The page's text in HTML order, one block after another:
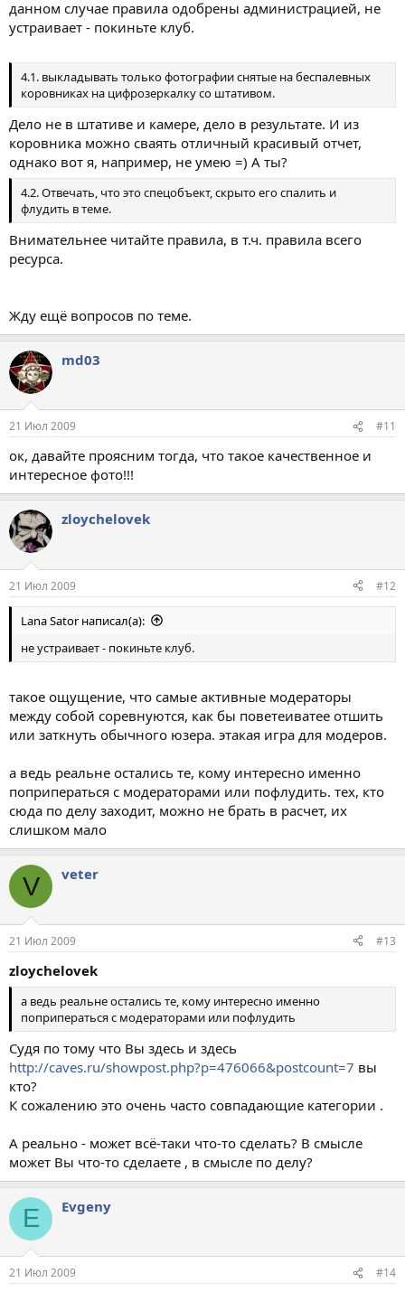
данном случае правила одобрены администрацией, не
устраивает - покиньте клуб.
4.1. выкладывать только фотографии снятые на беспалевных
коровниках на цифрозеркалку со штативом.
Дело не в штативе и камере, дело в результате. И из
коровника можно сваять отличный красивый отчет,
однако вот я, например, не умею =) А ты?
4.2. Отвечать, что это спецобъект, скрыто его спалить и
флудить в теме.
Внимательнее читайте правила, в т.ч. правила всего
ресурса.
Жду ещё вопросов по теме.
md03
21 Июл 2009 #11
ок, давайте проясним тогда, что такое качественное и
интересное фото!!!
zloychelovek
21 Июл 2009 #12
Lana Sator написал(а):
не устраивает - покиньте клуб.
такое ощущение, что самые активные модераторы
между собой соревнуются, как бы поветеиватее отшить
или заткнуть обычного юзера. этакая игра для модеров.
а ведь реальне остались те, кому интересно именно
поприператься с модераторами или пофлудить. тех, кто
сюда по делу заходит, можно не брать в расчет, их
слишком мало
V veter
21 Июл 2009 #13
zloychelovek
а ведь реальне остались те, кому интересно именно
поприператься с модераторами или пофлудить
Судя по тому что Вы здесь и здесь
http://caves.ru/showpost.php?p=476066&postcount=7 вы
кто?
К сожалению это очень часто совпадающие категории .
А реально - может всё-таки что-то сделать? В смысле
может Вы что-то сделаете , в смысле по делу?
E Evgeny
21 Июл 2009 #14